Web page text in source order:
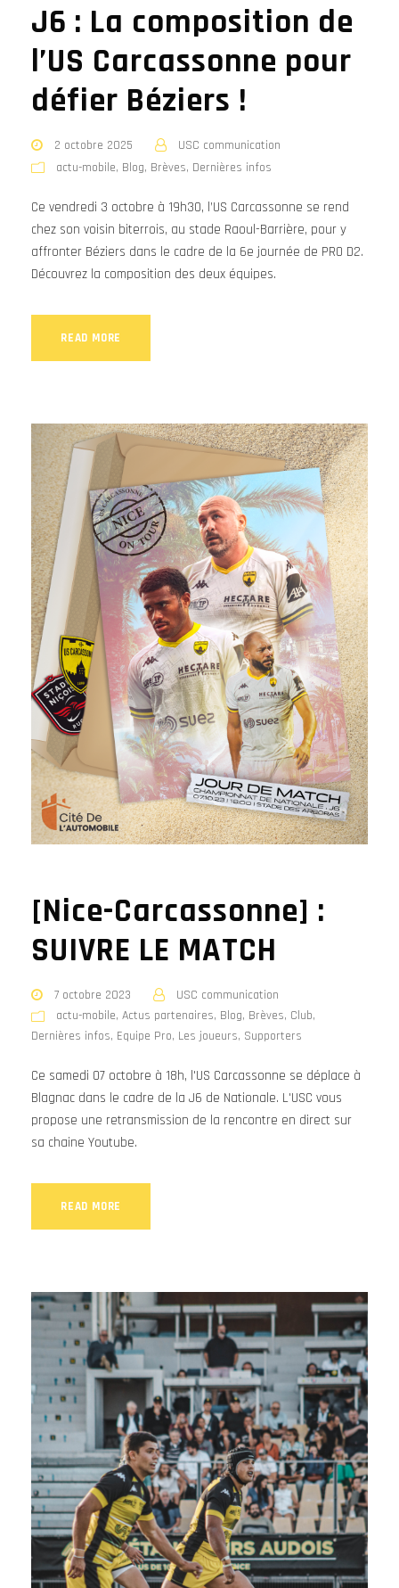
J6 : La composition de
l’US Carcassonne pour
défier Béziers !
2 octobre 2025
USC communication
actu-mobile, Blog, Brèves, Dernières infos
Ce vendredi 3 octobre à 19h30, l’US Carcassonne se rend
chez son voisin biterrois, au stade Raoul-Barrière, pour y
affronter Béziers dans le cadre de la 6e journée de PRO D2.
Découvrez la composition des deux équipes.
READ MORE
[Nice-Carcassonne] :
SUIVRE LE MATCH
7 octobre 2023
USC communication
actu-mobile, Actus partenaires, Blog, Brèves, Club,
Dernières infos, Equipe Pro, Les joueurs, Supporters
Ce samedi 07 octobre à 18h, l'US Carcassonne se déplace à
Blagnac dans le cadre de la J6 de Nationale. L'USC vous
propose une retransmission de la rencontre en direct sur
sa chaine Youtube.
READ MORE